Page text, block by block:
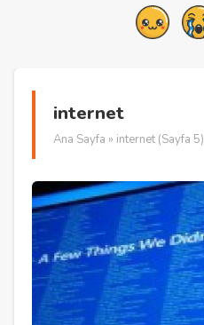
internet
Ana Sayfa » internet (Sayfa 5)